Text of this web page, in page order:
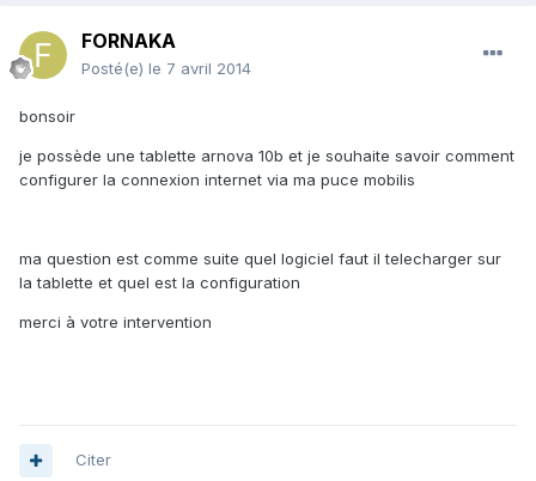
FORNAKA
Posté(e) le 7 avril 2014
bonsoir
je possède une tablette arnova 10b et je souhaite savoir comment
configurer la connexion internet via ma puce mobilis
ma question est comme suite quel logiciel faut il telecharger sur
la tablette et quel est la configuration
merci à votre intervention
Citer